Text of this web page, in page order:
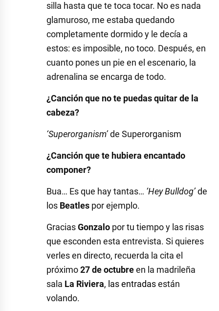
silla hasta que te toca tocar. No es nada
glamuroso, me estaba quedando
completamente dormido y le decía a
estos: es imposible, no toco. Después, en
cuanto pones un pie en el escenario, la
adrenalina se encarga de todo.
¿Canción que no te puedas quitar de la
cabeza?
‘Superorganism’de Superorganism
¿Canción que te hubiera encantado
componer?
Bua… Es que hay tantas… ‘Hey Bulldog’de
los Beatles por ejemplo.
GraciasGonzalo por tu tiempo y las risas
que esconden esta entrevista. Si quieres
verles en directo, recuerda la cita el
próximo27 de octubreen la madrileña
sala La Riviera, las entradasestán
volando.